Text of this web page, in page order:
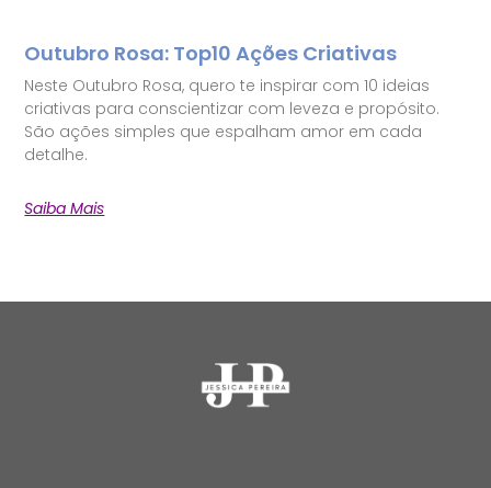
Outubro Rosa: Top10 Ações Criativas
Neste Outubro Rosa, quero te inspirar com 10 ideias
criativas para conscientizar com leveza e propósito.
São ações simples que espalham amor em cada
detalhe.
Saiba Mais